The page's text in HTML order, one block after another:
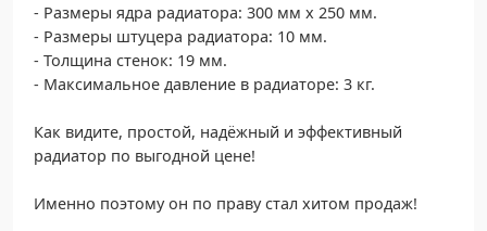
- Размеры ядра радиатора: 300 мм х 250 мм.
- Размеры штуцера радиатора: 10 мм.
- Толщина стенок: 19 мм.
- Максимальное давление в радиаторе: 3 кг.
Как видите, простой, надёжный и эффективный
радиатор по выгодной цене!
Именно поэтому он по праву стал хитом продаж!